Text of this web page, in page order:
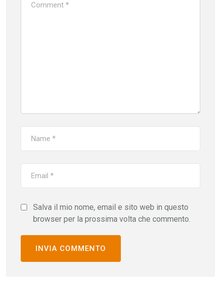
Salva il mio nome, email e sito web in questo
browser per la prossima volta che commento.